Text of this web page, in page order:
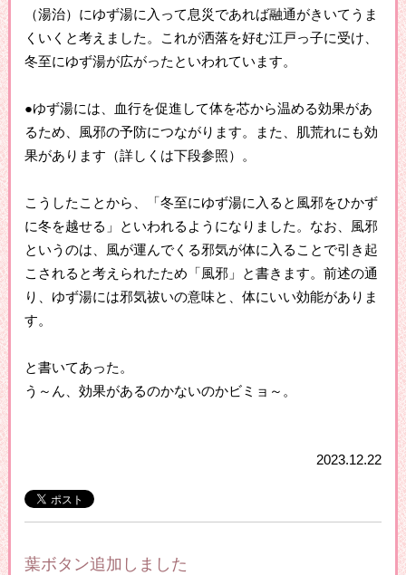
（湯治）にゆず湯に入って息災であれば融通がきいてうま
くいくと考えました。これが洒落を好む江戸っ子に受け、
冬至にゆず湯が広がったといわれています。
●ゆず湯には、血行を促進して体を芯から温める効果があ
るため、風邪の予防につながります。また、肌荒れにも効
果があります（詳しくは下段参照）。
こうしたことから、「冬至にゆず湯に入ると風邪をひかず
に冬を越せる」といわれるようになりました。なお、風邪
というのは、風が運んでくる邪気が体に入ることで引き起
こされると考えられたため「風邪」と書きます。前述の通
り、ゆず湯には邪気祓いの意味と、体にいい効能がありま
す。
と書いてあった。
う～ん、効果があるのかないのかビミョ～。
2023.12.22
葉ボタン追加しました